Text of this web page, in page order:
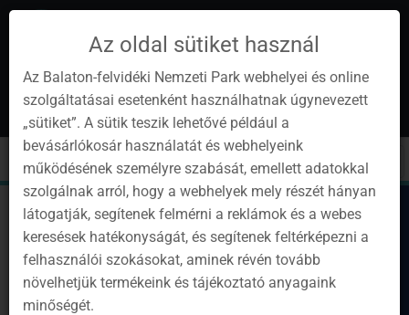
Instagram
YoutubeFacebookProgramok
Newsletter
en
Toggle
cart
Toggle
navigation
Sign
in
Az oldal sütiket használ
Az Balaton-felvidéki Nemzeti Park webhelyei és online
szolgáltatásai esetenként használhatnak úgynevezett
„sütiket”. A sütik teszik lehetővé például a
bevásárlókosár használatát és webhelyeink
működésének személyre szabását, emellett adatokkal
szolgálnak arról, hogy a webhelyek mely részét hányan
látogatják, segítenek felmérni a reklámok és a webes
keresések hatékonyságát, és segítenek feltérképezni a
felhasználói szokásokat, aminek révén tovább
növelhetjük termékeink és tájékoztató anyagaink
minőségét.